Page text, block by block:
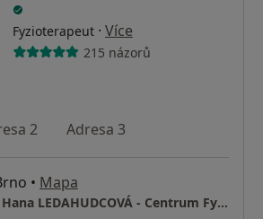
Fyzioterapeut · Více
215 názorů
2 Adresa 3
• Mapa
BMphysio - Mgr. Hana LEDAHUDCOVÁ - Centrum Fyzioterapie